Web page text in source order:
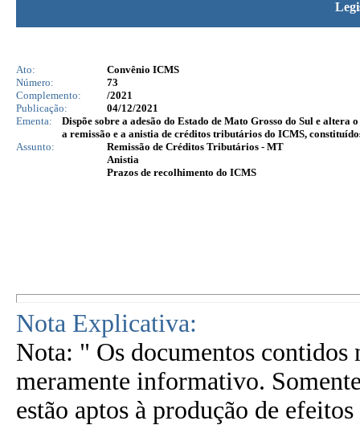
Ato:
Convênio ICMS
Número:
73
Complemento:
/2021
Publicação:
04/12/2021
Ementa:
Dispõe sobre a adesão do Estado de Mato Grosso do Sul e
a remissão e a anistia de créditos tributários do ICMS,
Assunto:
Remissão de Créditos Tributários - MT
Anistia
Prazos de recolhimento do ICMS
Nota Explicativa:
Nota: " Os documentos contidos
meramente informativo.
estão aptos à produção de